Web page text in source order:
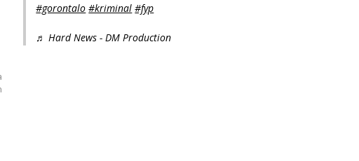
#gorontalo #kriminal #fyp
♬ Hard News - DM Production